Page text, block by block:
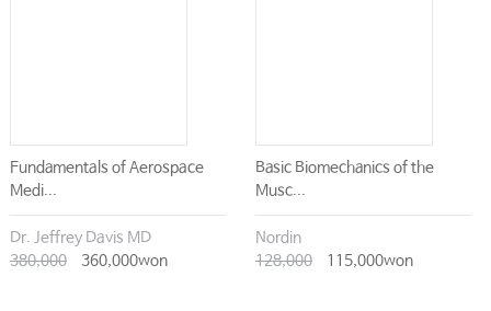
은?
#28. 미성년자 사후피임약 처방, 보호자 동의 없어도 가능할까?
#29. 환자의 진단서 발급 요구를 거부할 수 있을까?
#30. 병원 내 낙상사고, 책임 없다는 서약을 받으면 진짜 책임이 없을까?
Fundamentals of Aerospace
Medi...
Dr. Jeffrey Davis MD
380,000
360,000won
Basic Biomechanics of the
Musc...
Nordin
128,000
115,000won